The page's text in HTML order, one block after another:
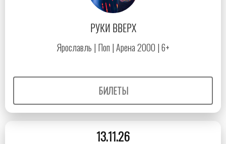
РУКИ ВВЕРХ
Ярославль | Поп | Арена 2000 | 6+
БИЛЕТЫ
13.11.26